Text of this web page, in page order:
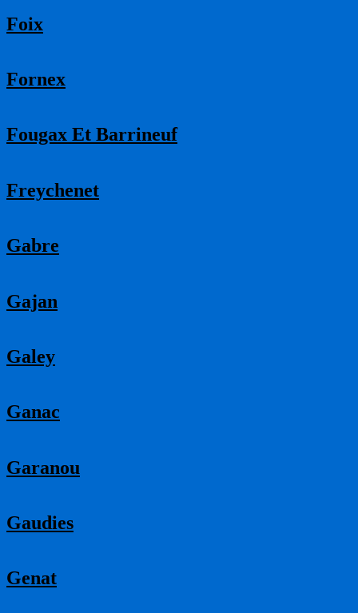
Foix
Fornex
Fougax Et Barrineuf
Freychenet
Gabre
Gajan
Galey
Ganac
Garanou
Gaudies
Genat